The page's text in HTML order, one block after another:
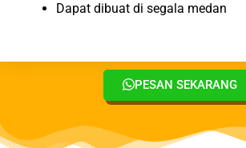
Dapat dibuat di segala medan
PESAN SEKARANG